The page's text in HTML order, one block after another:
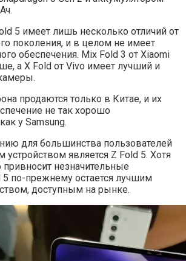
5 имеет лишь несколько отличий от
поколения, и в целом не имеет
обеспечения. Mix Fold 3 от Xiaomi
а X Fold от Vivo имеет лучший и
продаются только в Китае, и их
не так хорошо
у Samsung.
для большинства пользователей
является Z Fold 5. Хотя
привносит незначительные
5 по-прежнему остается лучшим
доступным на рынке.